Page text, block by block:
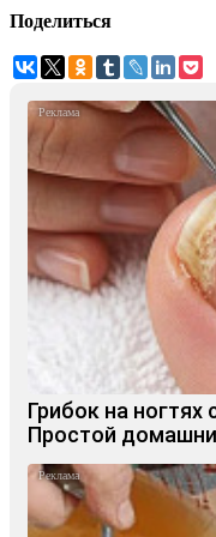
Поделиться
Грибок на ногтях
Простой